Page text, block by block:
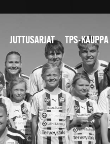
JUTTUSARJAT TPS-KAUPPA